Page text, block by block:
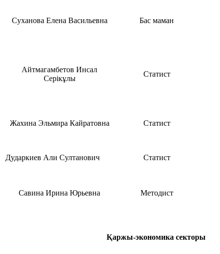
Суханова Елена Васильевна Бас маман
Айтмагамбетов Инсал
Серікұлы
Статист
Жахина Эльмира Кайратовна Статист
Дударкиев Али Султанович Статист
Савина Ирина Юрьевна Методист
Қаржы-экономика секторы